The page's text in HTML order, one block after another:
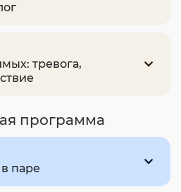
тревога,
программа
паре